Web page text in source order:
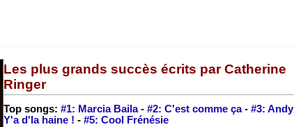
Les plus grands succès écrits par Catherine
Ringer
Top songs: #1: Marcia Baila- #2: C'est comme ça- #3: Andy
Y'a d'la haine ! - #5: Cool Frénésie